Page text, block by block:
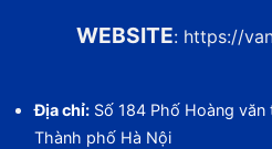
WEBSITE: https://
Địa chỉ:Số 184 Phố Hoàng văn
Thành phố Hà Nội